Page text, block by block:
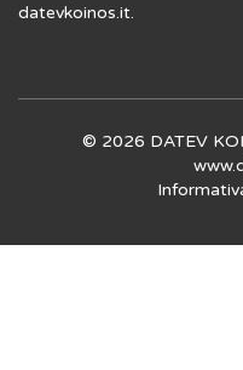
datevkoinos.it.
© 2026 DATEV